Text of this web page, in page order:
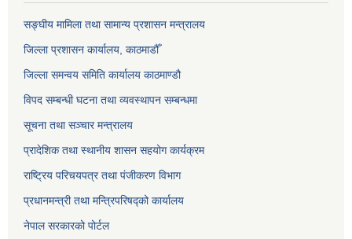
सङ्‍घीय मामिला तथा सामान्य प्रशासन मन्त्रालय
जिल्ला प्रशासन कार्यालय, काठमाडौँ
जिल्ला समन्वय समिति कार्यालय काठमाण्ड‌ौ
विपद सम्बन्धी घटना तथा व्यवस्थापन सम्बन्धमा
सूचना तथा सञ्चार मन्त्रालय
प्रादेशिक तथा स्थानीय शासन सहयोग कार्यक्रम
राष्ट्रिय परिचयपत्र तथा पंजीकरण विभाग
प्रधानमन्त्री तथा मन्त्रिपरिषद्को कार्यालय
नेपाल सरकारको पोर्टल